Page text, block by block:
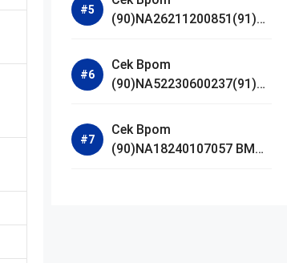
(90)NA26211200851(91)24
Madagascar Centella
Ampoule Foam
Cek Bpom
(90)NA52230600237(91)09
De Parfum
Cek Bpom
(90)NA18240107057 BMG